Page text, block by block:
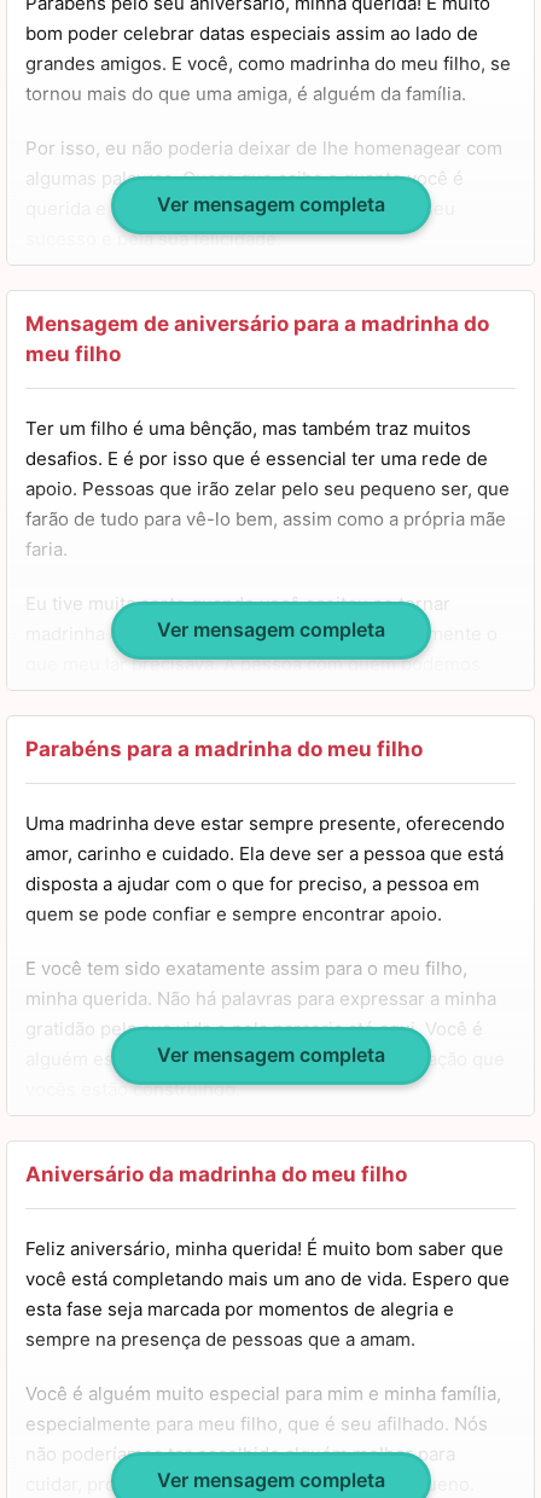
paz por que amor você já tem de sobra.
Que hoje, tudo se realize na sua vida.
Parabéns madrinha!
Querida madrinha, hoje foi o dia que que Deus sorriu
para este mundo e fez você.
Você emite muita luz e traz muitas alegrias para todos ao
seu redor, principalmente para mim, que sou sua fã em
Obrigada por você estar sempre ao meu lado e me
acolher quando mais preciso.
Te desejo o dobro da felicidade que você merece.
Que muitas vitórias aconteçam na sua vida hoje e que
Feliz aniversário minha madrinha!
bom poder celebrar datas especiais assim ao lado de
grandes amigos. E você, como madrinha do meu filho, se
tornou mais do que uma amiga, é alguém da família.
Por isso, eu não poderia deixar de lhe homenagear com
algumas palavras. Quero que saiba o quanto você é
querida e amada. Estou sempre torcendo pelo seu
sucesso e pela sua felicidade.
Espero que você alcance todos os seus objetivos e seja
uma pessoa muito realizada. Você sabe que pode contar
comigo para te dar apoio, te fortalecer e confiar no seu
potencial. Estarei sempre aqui por você! Tenha um feliz
Ver mensagem completa
Mensagem de aniversário para a madrinha do
meu filho
Ter um filho é uma bênção, mas também traz muitos
desafios. E é por isso que é essencial ter uma rede de
apoio. Pessoas que irão zelar pelo seu pequeno ser, que
farão de tudo para vê-lo bem, assim como a própria mãe
faria.
Eu tive muita sorte quando você aceitou se tornar
madrinha do meu menininho, pois você é exatamente o
que meu lar precisava. A pessoa com quem podemos
contar, que está sempre presente na vida dele e nos
dando todo o apoio necessário.
É por isso que em data especiais como esta, o seu
votos de felicidade. Você merece tudo o que há de bom
neste mundo! Saiba que estarei aqui por você, não
importa o que aconteça. Aproveite o seu dia, querida,
meus parabéns!
Ver mensagem completa
Parabéns para a madrinha do meu filho
Uma madrinha deve estar sempre presente, oferecendo
amor, carinho e cuidado. Ela deve ser a pessoa que está
disposta a ajudar com o que for preciso, a pessoa em
quem se pode confiar e sempre encontrar apoio.
E você tem sido exatamente assim para o meu filho,
minha querida. Não há palavras para expressar a minha
gratidão pela sua vida e pela parceria até aqui. Você é
alguém essencial para ele, e admiro muito a relação que
vocês estão construindo.
Hoje é seu aniversário, e eu só queria que soubesse o
quanto é importante para nós e lhe desejar felicidades.
Que sua vida seja sempre repleta de alegria, amor, paz,
prosperidade e conquistas. Estarei sempre torcendo por
você! Um beijo!
Ver mensagem completa
Aniversário da madrinha do meu filho
Feliz aniversário, minha querida! É muito bom saber que
você está completando mais um ano de vida. Espero que
esta fase seja marcada por momentos de alegria e
sempre na presença de pessoas que a amam.
Você é alguém muito especial para mim e minha família,
especialmente para meu filho, que é seu afilhado. Nós
não poderíamos ter escolhido alguém melhor para
cuidar, proteger e zelar pela vida do nosso pequeno.
Ver mensagem completa